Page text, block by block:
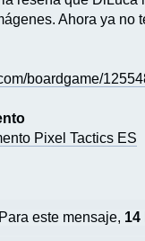
Ahora ya no
boardgame/
Pixel Tactics ES
Para este mensaje, 14